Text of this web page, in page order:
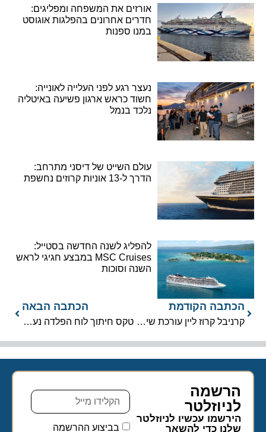
אורזים את המשפחה ומפליגים:
חדרים אחרונים בהפלגות אוגוסט
במנו ספנות
נעצר רגע לפני העלייה לאונייה:
חשוד כראש ארגון פשיעה באיטליה
נלכד בנמל
עולם השייט של דיסני מתרחב:
הדרך ל-13 אוניות קרוזים נחשפת
להפליג לשנה החדשה בסטייל:
MSC Cruises במבצע חגיגי לראש
השנה וסוכות
הכתבה הקודמת
קרניבל קרוז ליין עורכת שינויים בצי ובלוחות הזמנים להפלגות עתידיות
הכתבה הבאה
טקס חיתוך לוח הפלדה נערך לספינת התגלית השנייה של סיבורן
הרשמה
לניוזלטר​
הירשמו עכשיו לניוזלטר
שלנו כדי להשאר
בביצוע ההרשמה